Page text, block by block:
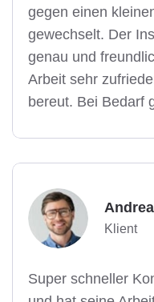
gegen einen
gewechselt. Der
genau und
Arbeit sehr
bereut. Bei Bedarf
Klient
Super schneller